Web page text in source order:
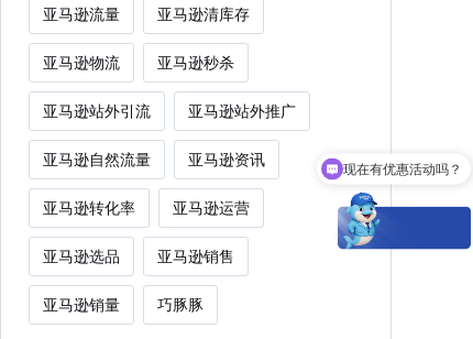
亚马逊流量 亚马逊清库存
亚马逊物流 亚马逊秒杀
亚马逊站外引流 亚马逊站外推广
亚马逊自然流量 亚马逊资讯
亚马逊转化率 亚马逊运营
亚马逊选品 亚马逊销售
亚马逊销量 巧豚豚
Woot能为卖家解决什么痛点？